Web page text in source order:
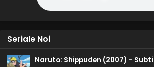
Seriale Noi
Naruto: Shippuden (2007) –